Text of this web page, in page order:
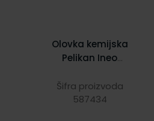
Olovka kemijska
Pelikan Ineo
poklon kutiji
Šifra proizvoda
587434